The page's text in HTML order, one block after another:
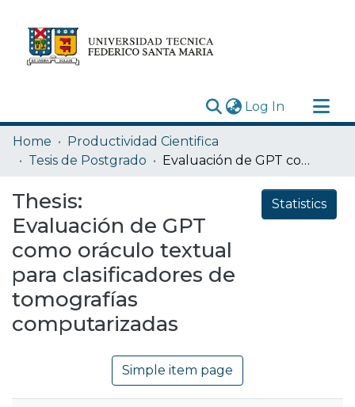
Log In (current)
Research Outputs
Statistics
Depósito
Home
Productividad Cientifica
Tesis de Postgrado
Evaluación de GPT como oráculo textual para clasificadores de tomografías computarizadas
Thesis:
Evaluación de GPT
como oráculo textual
para clasificadores de
tomografías
computarizadas
Statistics
Simple item page